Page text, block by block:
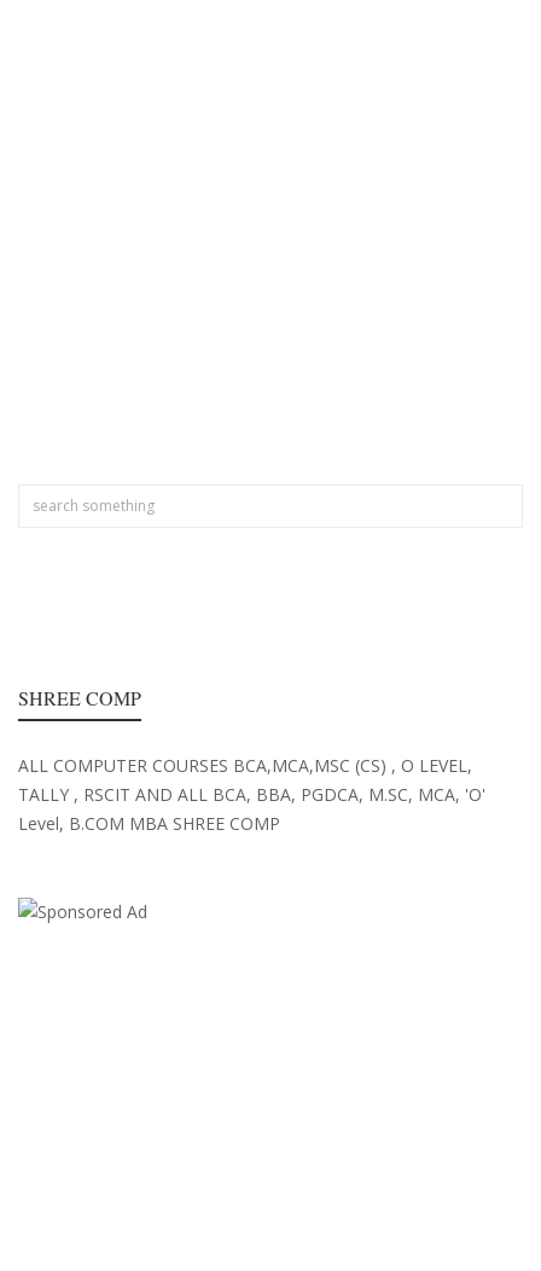
SHREE COMP
ALL COMPUTER COURSES BCA,MCA,MSC (CS) , O LEVEL,
TALLY , RSCIT AND ALL BCA, BBA, PGDCA, M.SC, MCA, 'O'
Level, B.COM MBA SHREE COMP